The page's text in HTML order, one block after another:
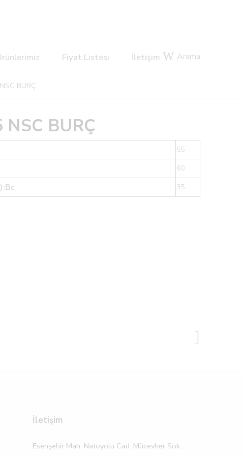
Fiyat Listesi İletişim Arama
BURÇ
BURÇ
55
60
35
İletişim
Esenşehir Mah. Natoyolu Cad. Mücevher Sok.